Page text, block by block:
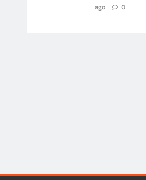
ago
0